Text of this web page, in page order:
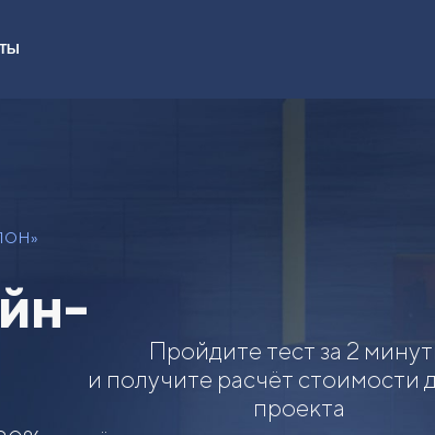
Пройдите тест за 2
и получите расчёт стоимости
проекта